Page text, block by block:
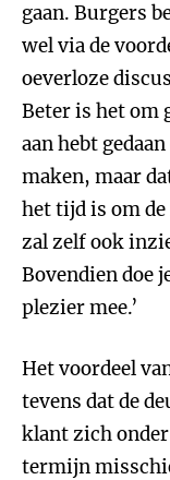
gaan. Burgers
wel via de
oeverloze
Beter is het om
aan hebt
maken, maar
het tijd is om
zal zelf ook
Bovendien doe
plezier mee.’
Het voordeel
tevens dat de
klant zich
termijn